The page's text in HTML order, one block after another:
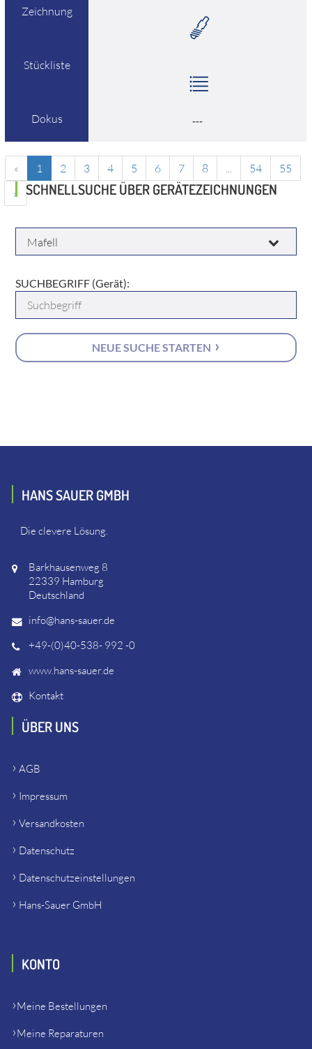
Zeichnung
Stückliste
Dokus ---
« 1 2 3 4 5 6 7 8 ... 54
55
»
SCHNELLSUCHE ÜBER GERÄTEZEICHNUNGEN
HERSTELLER:
SUCHBEGRIFF (Gerät):
NEUE SUCHE STARTEN
HANS SAUER GMBH
Die clevere Lösung.
Barkhausenweg 8
22339 Hamburg
Deutschland
info@hans-sauer.de
+49-(0)40-538- 992 -0
www.hans-sauer.de
Kontakt
ÜBER UNS
AGB
Impressum
Versandkosten
Datenschutz
Datenschutzeinstellungen
Hans-Sauer GmbH
KONTO
Meine Bestellungen
Meine Reparaturen